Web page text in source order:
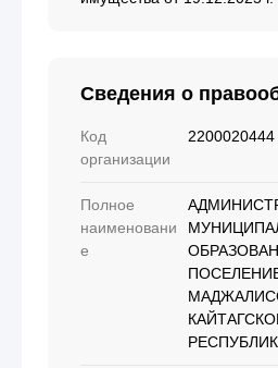
Сведения о
Код
организации
2200020444
Полное
наименовани
е